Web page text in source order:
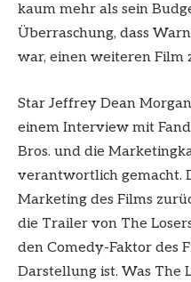
kaum mehr als sein
Überraschung, dass
war, einen weiteren Film
Star Jeffrey Dean
einem Interview mit
Bros. und die
verantwortlich gemacht.
Marketing des Films
die Trailer von The
den Comedy-Faktor des
Darstellung ist. Was The